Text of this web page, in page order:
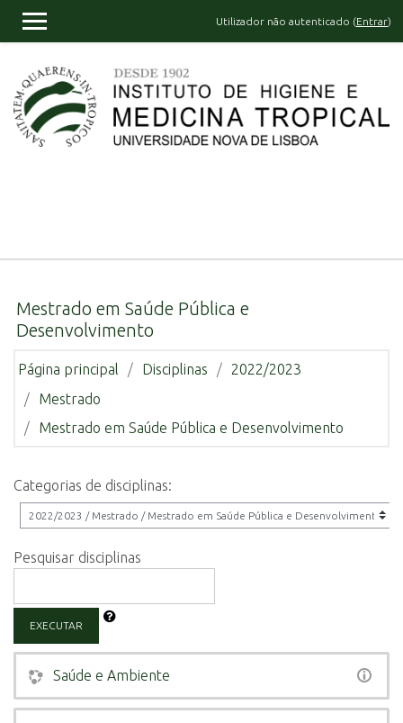
Utilizador não autenticado (Entrar)
Mestrado em Saúde Pública e
Desenvolvimento
Página principal Disciplinas
2022/2023
Mestrado
Mestrado em Saúde Pública e Desenvolvimento
Categorias de disciplinas:
Pesquisar disciplinas
EXECUTAR
Saúde e Ambiente